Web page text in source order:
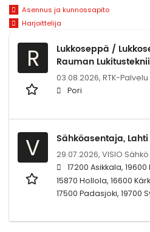
Asennus ja kunnossapito
Harjoittelija
R
Lukkoseppä /
Rauman
03.08.2026, RTK-
Pori
V Sähköasentaja, Lahti
29.07.2026, VISIO
17200 Asikkala,
15870 Hollola, 16600
17500 Padasjoki, 19700